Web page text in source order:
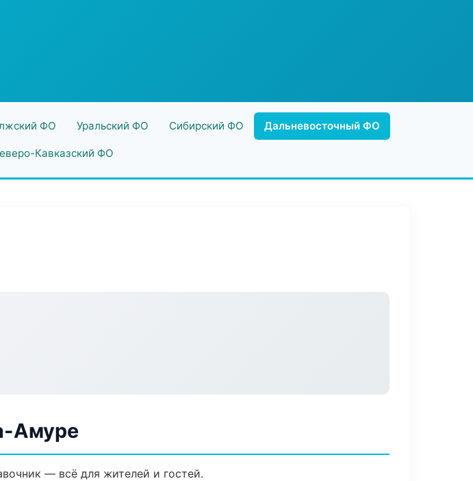
ФО Уральский ФО Сибирский ФО Дальневосточный ФО
Кавказский ФО
Амуре
— всё для жителей и гостей.